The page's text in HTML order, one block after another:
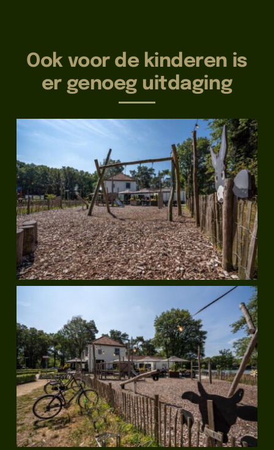
Ook voor de kinderen is
er genoeg uitdaging